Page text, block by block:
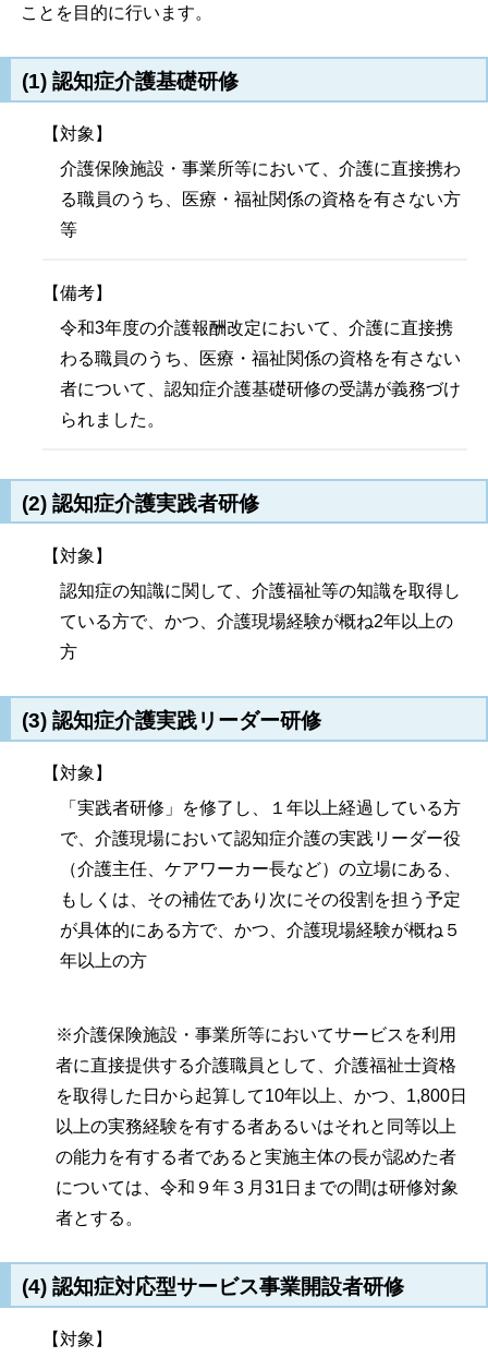
ことを目的に行います。
(1) 認知症介護基礎研修
【対象】
介護保険施設・事業所等において、介護に直接携わ
る職員のうち、医療・福祉関係の資格を有さない方
等
【備考】
令和3年度の介護報酬改定において、介護に直接携
わる職員のうち、医療・福祉関係の資格を有さない
者について、認知症介護基礎研修の受講が義務づけ
られました。
(2) 認知症介護実践者研修
【対象】
認知症の知識に関して、介護福祉等の知識を取得し
ている方で、かつ、介護現場経験が概ね2年以上の
方
(3) 認知症介護実践リーダー研修
【対象】
「実践者研修」を修了し、１年以上経過している方
で、介護現場において認知症介護の実践リーダー役
（介護主任、ケアワーカー長など）の立場にある、
もしくは、その補佐であり次にその役割を担う予定
が具体的にある方で、かつ、介護現場経験が概ね５
年以上の方
※介護保険施設・事業所等においてサービスを利用
者に直接提供する介護職員として、介護福祉士資格
を取得した日から起算して10年以上、かつ、1,800日
以上の実務経験を有する者あるいはそれと同等以上
の能力を有する者であると実施主体の長が認めた者
については、令和９年３月31日までの間は研修対象
者とする。
(4) 認知症対応型サービス事業開設者研修
【対象】